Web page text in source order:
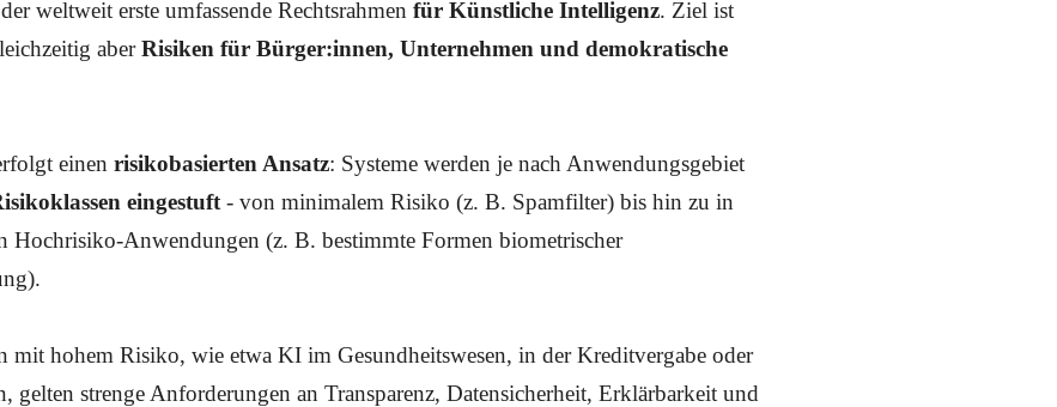
weltweit erste umfassende Rechtsrahmen für Künstliche Intelligenz. Ziel ist
aber Risiken für Bürger:innen, Unternehmen und demokratische
einen risikobasierten Ansatz: Systeme werden je nach Anwendungsgebiet
eingestuft- von minimalem Risiko (z. B. Spamfilter) bis hin zu in
Hochrisiko-Anwendungen (z. B. bestimmte Formen biometrischer
mit hohem Risiko, wie etwa KI im Gesundheitswesen, in der Kreditvergabe oder
gelten strenge Anforderungen an Transparenz, Datensicherheit, Erklärbarkeit und